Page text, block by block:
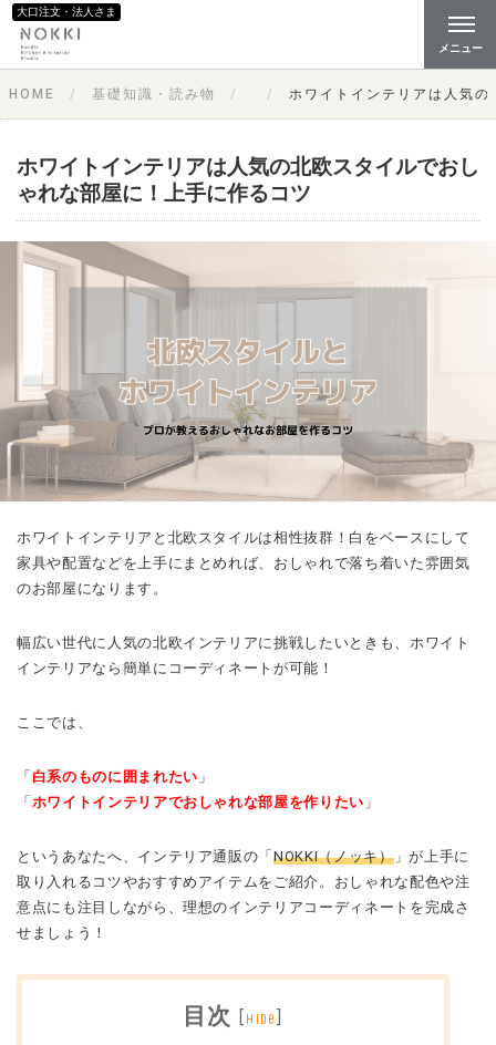
大口注文・法人さま
メニュー
HOME 基礎知識・読み物 ホワイトインテリアは人気
ホワイトインテリアは人気の北欧スタイルでおし
ゃれな部屋に！上手に作るコツ
ホワイトインテリアと北欧スタイルは相性抜群！白をベースにして
家具や配置などを上手にまとめれば、おしゃれで落ち着いた雰囲気
のお部屋になります。
幅広い世代に人気の北欧インテリアに挑戦したいときも、ホワイト
インテリアなら簡単にコーディネートが可能！
ここでは、
「 白系のものに囲まれたい 」
「 ホワイトインテリアでおしゃれな部屋を作りたい 」
というあなたへ、 インテリア通販の「NOKKI（ノッキ）」が上手に
取り入れるコツやおすすめアイテムをご紹介。おしゃれな配色や注
意点にも注目しながら、理想のインテリアコーディネートを完成さ
せましょう！
目次 [hide]